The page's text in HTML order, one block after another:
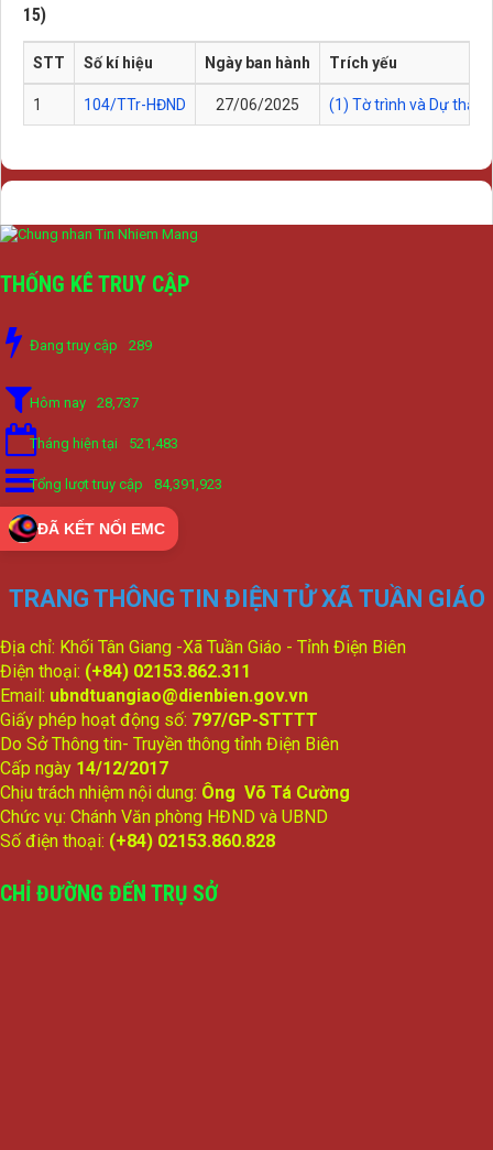
15)
STT Số kí hiệu Ngày ban hành Trích yếu
1 104/TTr-HĐND 27/06/2025 (1) Tờ trình và Dự thảo
THỐNG KÊ TRUY CẬP
Đang truy cập 289
Hôm nay 28,737
Tháng hiện tại 521,483
Tổng lượt truy cập 84,391,923
ĐÃ KẾT NỐI EMC
TRANG THÔNG TIN ĐIỆN TỬ XÃ TUẦN GIÁO
Địa chỉ: Khối Tân Giang -Xã Tuần Giáo - Tỉnh Điện Biên
Điện thoại: (+84) 02153.862.311
Email: ubndtuangiao@dienbien.gov.vn
Giấy phép hoạt động số: 797/GP-STTTT
Do Sở Thông tin- Truyền thông tỉnh Điện Biên
Cấp ngày 14/12/2017
Chịu trách nhiệm nội dung: Ông Võ Tá Cường
Chức vụ: Chánh Văn phòng HĐND và UBND
Số điện thoại: (+84) 02153.860.828
CHỈ ĐƯỜNG ĐẾN TRỤ SỞ